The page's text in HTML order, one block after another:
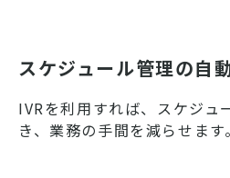
スケジュール管理の自
IVRを利用すれば、スケジュ
き、業務の手間を減らせます。